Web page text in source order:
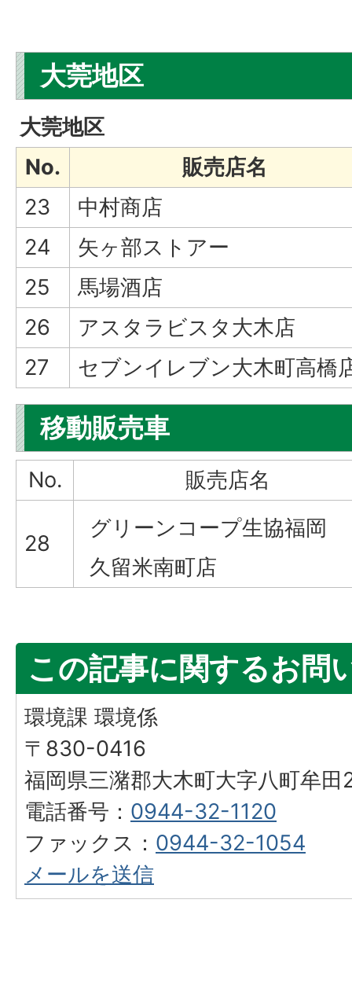
大莞地区
大莞地区
No.
販売店名
23
中村商店
24
矢ヶ部ストアー
25
馬場酒店
26
アスタラビスタ大木店
27
セブンイレブン大木町高橋
移動販売車
No. 販売店名
28
グリーンコープ生協福岡
久留米南町店
この記事に関するお問
環境課 環境係
〒830-0416
福岡県三潴郡大木町大字八町牟
電話番号： 0944-32-1120
ファックス： 0944-32-1054
メールを送信